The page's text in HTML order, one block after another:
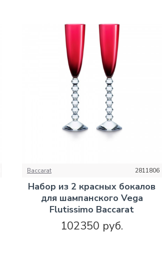
Baccarat 2811806
Набор из 2 красных бокалов
для шампанского Vega
Flutissimo Baccarat
102350 руб.